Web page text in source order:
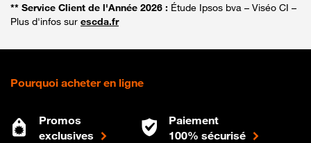
** Service Client de l'Année 2026 : Étude Ipsos bva – Viséo CI –
Plus d'infos sur escda.fr
Pourquoi acheter en ligne
Promos
exclusives
Paiement
100% sécurisé